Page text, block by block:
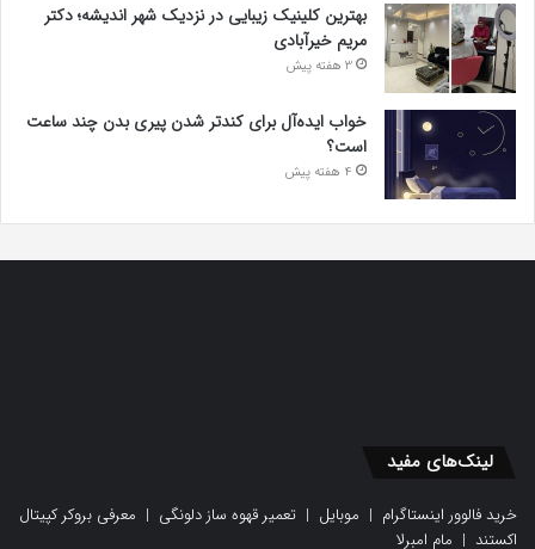
بهترین کلینیک زیبایی در نزدیک شهر اندیشه؛ دکتر
مریم خیرآبادی
3 هفته پیش
خواب ایده‌آل برای کندتر شدن پیری بدن چند ساعت
است؟
4 هفته پیش
لینک‌های مفید
خرید فالوور اینستاگرام | موبایل | تعمیر قهوه ساز دلونگی | معرفی بروکر کپیتال
اکستند | مام امبرلا